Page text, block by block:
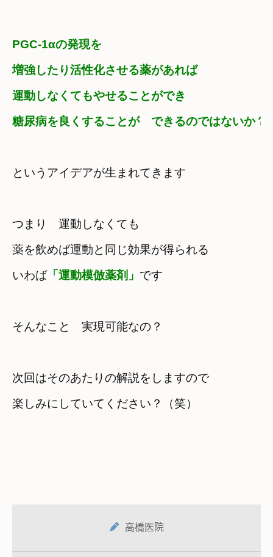
PGC-1αの発現を
増強したり活性化させる薬があれば
運動しなくてもやせることができ
糖尿病を良くすることが　できるのではないか？
というアイデアが生まれてきます
つまり　運動しなくても
薬を飲めば運動と同じ効果が得られる
いわば「運動模倣薬剤」 です
そんなこと　実現可能なの？
次回はそのあたりの解説をしますので
楽しみにしていてください？（笑）
高橋医院